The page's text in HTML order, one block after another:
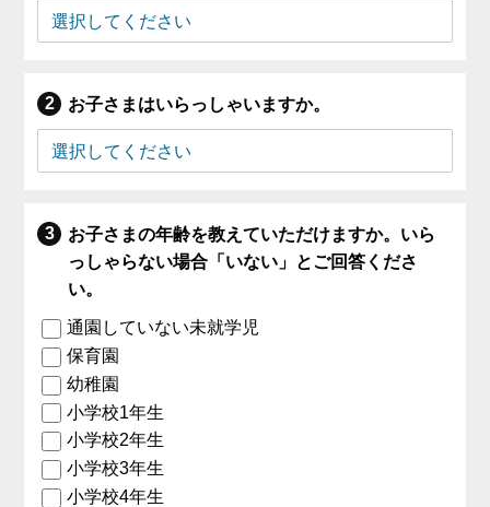
お子さまはいらっしゃいますか。
お子さまの年齢を教えていただけますか。いら
っしゃらない場合「いない」とご回答くださ
い。
通園していない未就学児
保育園
幼稚園
小学校1年生
小学校2年生
小学校3年生
小学校4年生